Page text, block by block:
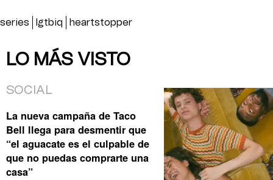
series lgtbiq heartstopper
LO MÁS VISTO
SOCIAL
La nueva campaña de Taco
Bell llega para desmentir que
“el aguacate es el culpable de
que no puedas comprarte una
casa”